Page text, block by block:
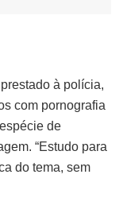
à polícia,
com pornografia
de
“Estudo para
do tema, sem